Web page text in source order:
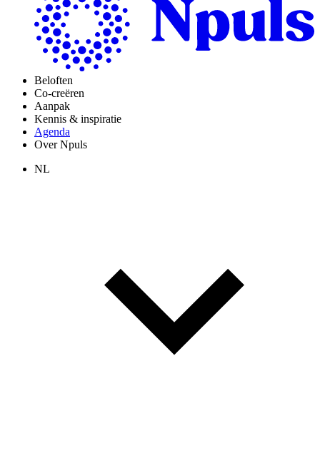
Beloften
Co-creëren
Aanpak
Kennis & inspiratie
Agenda
Over Npuls
NL